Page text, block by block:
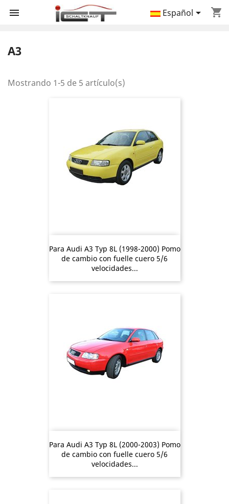
 shopping_cart
Español
A3
Mostrando 1-5 de 5 artículo(s)
Para Audi A3 Typ 8L (1998-2000) Pomo
de cambio con fuelle cuero 5/6
velocidades...
Para Audi A3 Typ 8L (2000-2003) Pomo
de cambio con fuelle cuero 5/6
velocidades...